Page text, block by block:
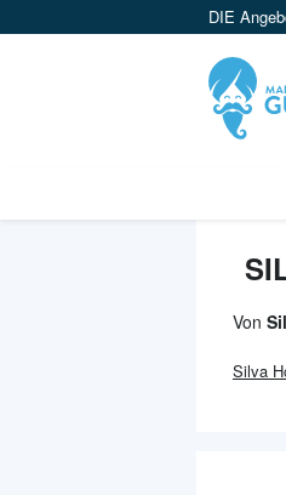
DIE
Von
Silva